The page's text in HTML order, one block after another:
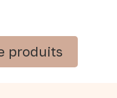
produits